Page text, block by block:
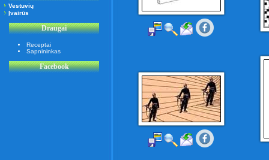
Vestuvių
Įvairūs
Draugai
Receptai
Sapnininkas
Facebook